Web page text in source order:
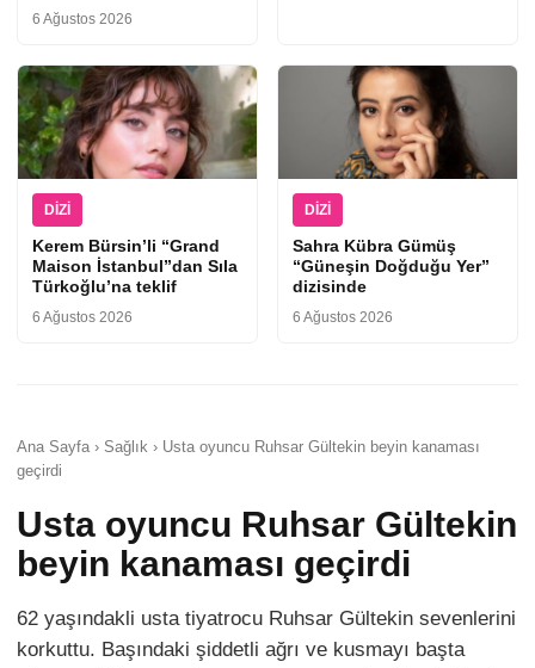
6 Ağustos 2026
DIZI
Kerem Bürsin’li “Grand
Maison İstanbul”dan Sıla
Türkoğlu’na teklif
6 Ağustos 2026
DIZI
Sahra Kübra Gümüş
“Güneşin Doğduğu Yer”
dizisinde
6 Ağustos 2026
Ana Sayfa › Sağlık › Usta oyuncu Ruhsar Gültekin beyin kanaması
geçirdi
Usta oyuncu Ruhsar Gültekin
beyin kanaması geçirdi
62 yaşındakli usta tiyatrocu Ruhsar Gültekin sevenlerini
korkuttu. Başındaki şiddetli ağrı ve kusmayı başta